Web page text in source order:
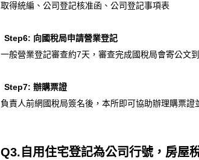
取得統編、公司登記核准函、公司登記事項表
Step6: 向國稅局申請營業登記
一般營業登記審查約7天，審查完成國稅局會寄公文
Step7: 辦購票證
負責人前網國稅局簽名後，本所即可協助辦理購票證
Q3.自用住宅登記為公司行號，房屋